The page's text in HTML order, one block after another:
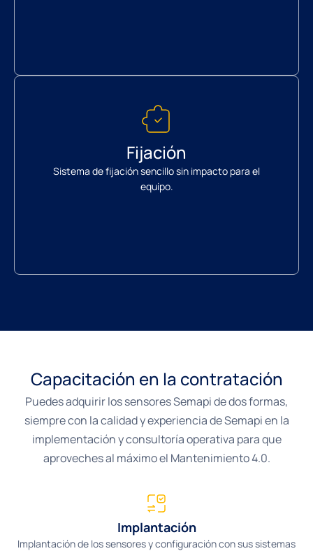
Fijación
Sistema de fijación sencillo sin impacto para el
equipo.
Capacitación en la contratación
Puedes adquirir los sensores Semapi de dos formas,
siempre con la calidad y experiencia de Semapi en la
implementación y consultoría operativa para que
aproveches al máximo el Mantenimiento 4.0.
Implantación
Implantación de los sensores y configuración con sus sistemas